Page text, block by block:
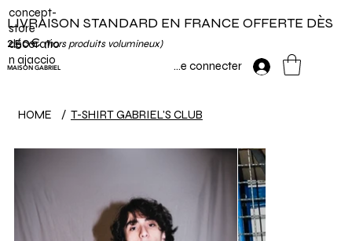
LIVRAISON STANDARD EN FRANCE OFFERTE DÈS
250€(hors produits volumineux)
concept-
store
décoratio
n ajaccio
MAISON GABRIEL Se connecter
HOME / T-SHIRT GABRIEL'S CLUB